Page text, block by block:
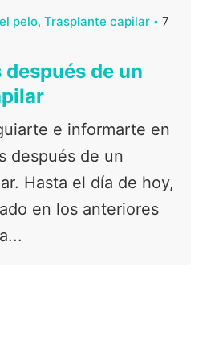
pelo Trasplante capilar
7
de un
e informarte en
después de un
Hasta el día de hoy,
en los anteriores